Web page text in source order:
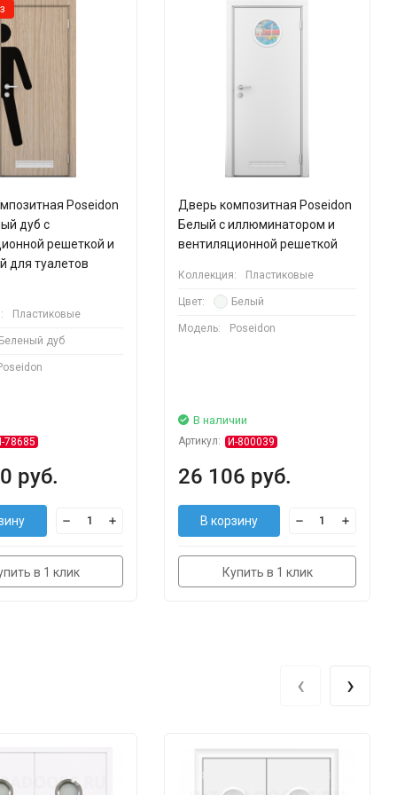
Poseidon
дуб с
решеткой и
для туалетов
Пластиковые
дуб
78685
руб.
в 1 клик
Дверь композитная Poseidon
Белый с иллюминатором и
вентиляционной решеткой
Коллекция: Пластиковые
Цвет: Белый
Модель: Poseidon
В наличии
Артикул: И-800039
26 106 руб.
В корзину
Купить в 1 клик
‹ ›